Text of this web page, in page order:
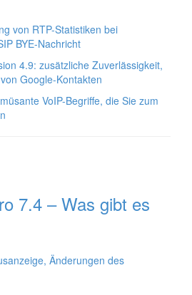
von RTP-Statistiken bei
BYE-Nachricht
4.9: zusätzliche Zuverlässigkeit,
Google-Kontakten
VoIP-Begriffe, die Sie zum
7.4 – Was gibt es
Änderungen des